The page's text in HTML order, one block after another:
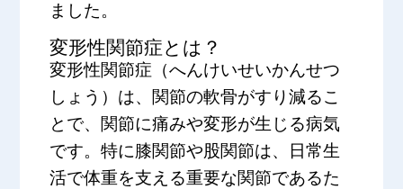
ました。
変形性関節症とは？
変形性関節症（へんけいせいかんせつ
しょう）は、関節の軟骨がすり減るこ
とで、関節に痛みや変形が生じる病気
です。特に膝関節や股関節は、日常生
活で体重を支える重要な関節であるた